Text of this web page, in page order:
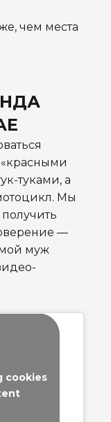
чем места
туками, а
Мы
—
мой муж
cookies